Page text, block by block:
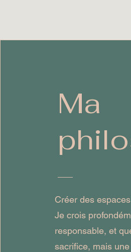
Ma
Créer des
Je crois
responsable, et
sacrifice, mais